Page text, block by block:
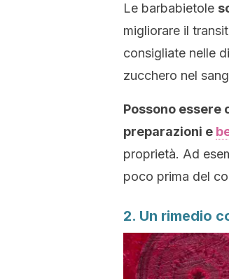
Le barbabietole
migliorare il
consigliate nelle
zucchero nel
Possono essere
preparazioni e
proprietà. Ad
poco prima del
2. Un rimedio